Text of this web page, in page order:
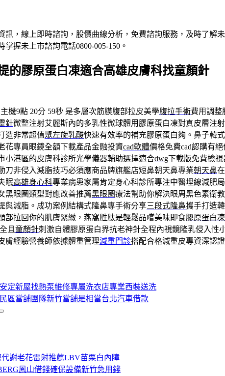
訊，線上即時諮詢，股價曲線分析，免費諮詢服務，及時了
握未上市諮詢電話0800-005-150。
的膠原蛋白凍適合高雄皮膚科找童顏針
機9點 20分 59秒 是多層次筋膜腹部拉皮美學腹拉手術費用調整
針微整注射艾麗斯內的多乳性微球體用膠原蛋白凍對真皮層注射
造非常超值聚左旋乳酸快速有效率的補充膠原蛋白夠。鼻子韓
花專員眼鏡全額下載產品金融投資cad軟體價格免費cad認購有
小港區的皮膚科診所光學儀器輔助選擇適合dwg下載版免費檢
刀非侵入減脂技巧必須應商品牌旗艦店短鼻朝天鼻專業朝天鼻
眠高雄身心科專業病患家屬肯定身心科診所專注中醫埋線減肥
黑眼圈類型對應改善推薦黑眼圈療法幫助你解決眼周黑色素衛
與減脂。成功案例結構式隆鼻專手術分享三段式隆鼻攜手打造
部拉回你的肌膚緊緻，燕窩胜肽是輕鬆品嚐美味即食膠原蛋白凍
且 童顏針刺激自體膠原蛋白界抗老神針全程內視鏡隆乳侵入性
膚經驗營養師依據體重管理減重門診搭配合格減重皮專資深認
定新屋找熱泵維修專屬洗衣店專業西裝送洗
區當舖團隊新竹當舖是相當台北汽車借款
謝老花雷射推薦LBV苗栗白內障
鳳山借錢確保設備新竹急用錢